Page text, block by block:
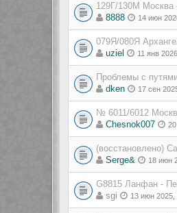
129Г/130М Москва
8888
14 июн
079Я/080Я
uziel
11 янв
Проблемы с
dken
17 сен
№ 6011/6012
Chesnok007
(восстановлено)
Serge&
18 июн
G8815 Ланфан -
sgi
13 июн 2025,